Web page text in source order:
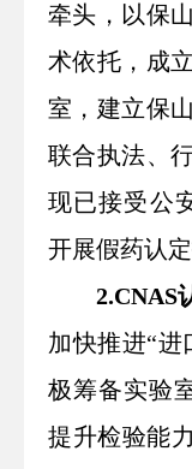
牵头，以保
术依托，成
室，建立保
联合执法、
现已接受公
开展假药认定
2.CNAS
加快推进“进
极筹备实验
提升检验能